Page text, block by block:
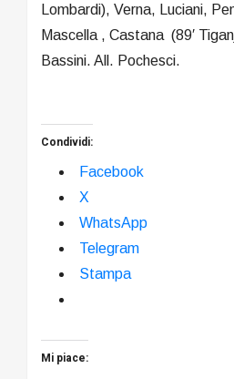
Lombardi), Verna, Luciani,
Mascella , Castana (89′
Bassini. All. Pochesci.
Condividi:
Facebook
X
WhatsApp
Telegram
Stampa
Mi piace: